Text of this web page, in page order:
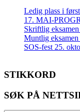
Ledig plass i
17. MAI-
Skriftlig
Muntlig
SOS-fest 25.
STIKKORD
SØK PÅ